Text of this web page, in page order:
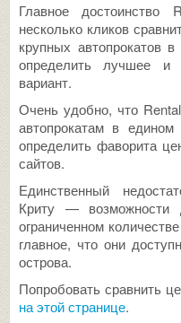
Главное
несколько кликов
крупных автопрокатов
определить лучшее и
вариант.
Очень удобно, что
автопрокатам в
определить фаворита
сайтов.
Единственный
Криту — возможности
ограниченном
главное, что они
острова.
Попробовать сравнить
на этой странице.